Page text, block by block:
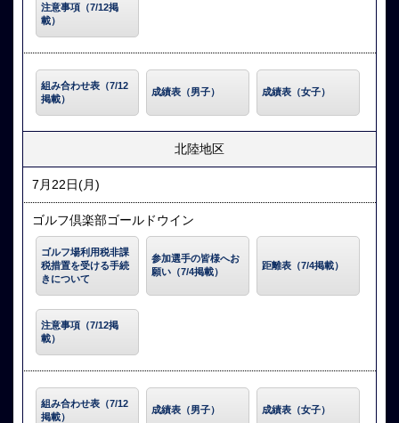
注意事項（7/12掲
載）
組み合わせ表（7/12
掲載）
成績表（男子） 成績表（女子）
北陸地区
7月22日(月)
ゴルフ倶楽部ゴールドウイン
ゴルフ場利用税非課
税措置を受ける手続
きについて
参加選手の皆様へお
願い（7/4掲載）
距離表（7/4掲載）
注意事項（7/12掲
載）
組み合わせ表（7/12
掲載）
成績表（男子） 成績表（女子）